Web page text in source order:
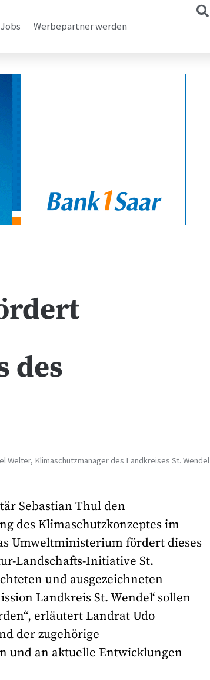
Jobs Werbepartner werden
des
Welter, Klimaschutzmanager des Landkreises St. Wendel
Sebastian Thul den
des Klimaschutzkonzeptes im
Umweltministerium fördert dieses
Landschafts-Initiative St.
und ausgezeichneten
Landkreis St. Wendel‘ sollen
erläutert Landrat Udo
der zugehörige
und an aktuelle Entwicklungen